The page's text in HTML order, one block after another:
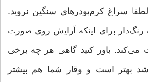
لطفا سراغ كرم‌پودرهای سنگین نروید.
برای اینكه آرایش روی صورت
می‌كند. باور كنید گاهی هر چه برخی
بهتر است و وقار شما هم بیشتر